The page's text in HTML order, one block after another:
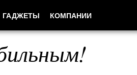
ГАДЖЕТЫ КОМПАНИИ